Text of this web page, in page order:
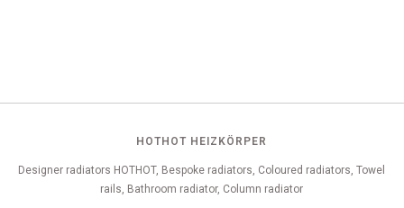
HOTHOT HEIZKÖRPER
Designer radiators HOTHOT, Bespoke radiators, Coloured radiators, Towel
rails, Bathroom radiator, Column radiator